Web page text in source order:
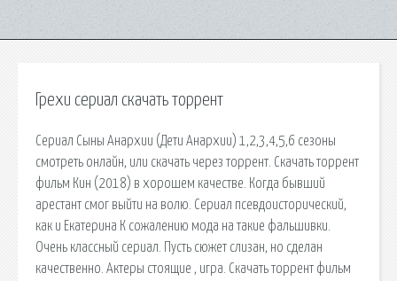
Грехи сериал скачать торрент
Сериал Сыны Анархии (Дети Анархии) 1,2,3,4,5,6 сезоны
смотреть онлайн, или скачать через торрент. Скачать торрент
фильм Кин (2018) в хорошем качестве. Когда бывший
арестант смог выйти на волю. Сериал псевдоисторический,
как и Екатерина К сожалению мода на такие фальшивки.
Очень классный сериал. Пусть сюжет слизан, но сделан
качественно. Актеры стоящие , игра. Скачать торрент фильм